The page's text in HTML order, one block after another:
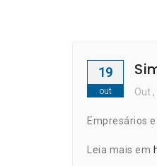
19
out Out
Empresários
Leia mais em